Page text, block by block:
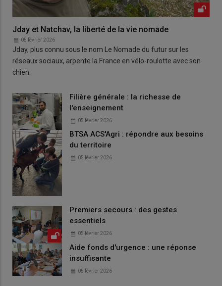
Jday et Natchav, la liberté de la vie nomade
05 février 2026
Jday, plus connu sous le nom Le Nomade du futur sur les
réseaux sociaux, arpente la France en vélo-roulotte avec son
chien.
Filière générale : la richesse de
l'enseignement
05 février 2026
BTSA ACS'Agri : répondre aux besoins
du territoire
05 février 2026
Premiers secours : des gestes
essentiels
05 février 2026
Aide fonds d'urgence : une réponse
insuffisante
05 février 2026